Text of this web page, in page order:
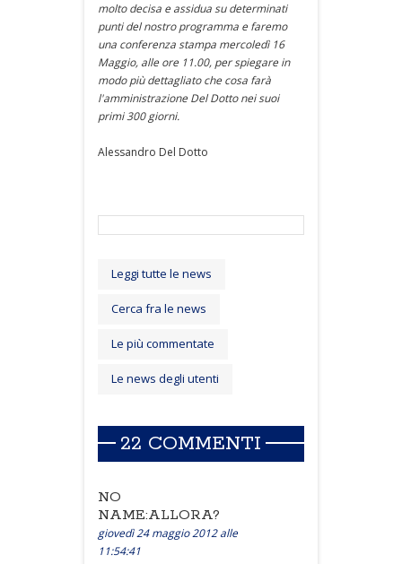
molto decisa e assidua su determinati
punti del nostro programma e faremo
una conferenza stampa mercoledì 16
Maggio, alle ore 11.00, per spiegare in
modo più dettagliato che cosa farà
l'amministrazione Del Dotto nei suoi
primi 300 giorni.
Alessandro Del Dotto
Leggi tutte le news
Cerca fra le news
Le più commentate
Le news degli utenti
22 COMMENTI
NO
NAME:ALLORA?
giovedì 24 maggio 2012 alle
11:54:41